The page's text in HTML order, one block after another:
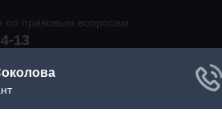
справочник государственных